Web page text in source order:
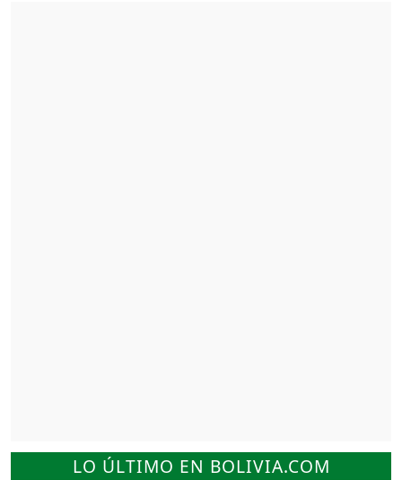
LO ÚLTIMO EN BOLIVIA.COM